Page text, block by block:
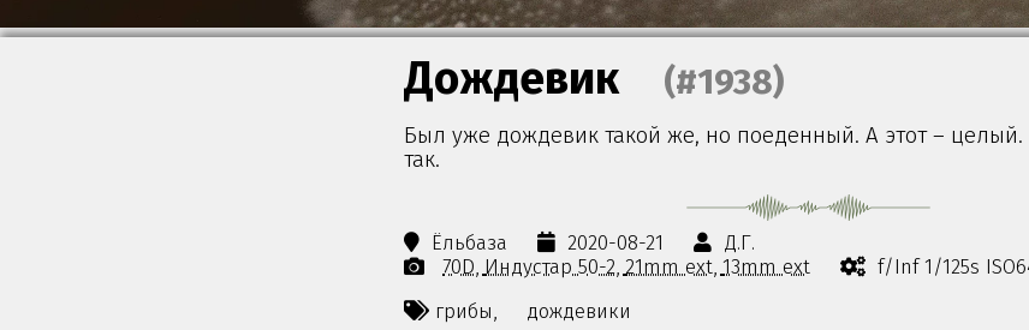
Дождевик (#1938)
Был уже дождевик такой же, но поеденный. А этот – целый.
так.
Ёльбаза 2020-08-21
Д.Г.
70D Индустар 50-2 21mm ext 13mm ext
f/Inf 1/125s
грибы,
дождевики